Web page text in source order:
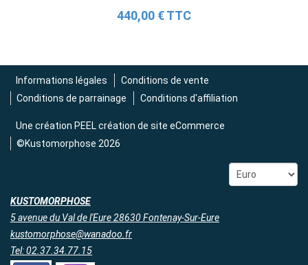
(2015-2023)
440,00 € TTC
Informations légales
Conditions de vente
Conditions de parrainage
Conditions d'affiliation
Une création PEEL création de site eCommerce
©Kustomorphose 2026
KUSTOMORPHOSE
5 avenue du Val de l'Eure 28630 Fontenay-Sur-Eure
kustomorphose@wanadoo.fr
Tel: 02.37.34.77.15